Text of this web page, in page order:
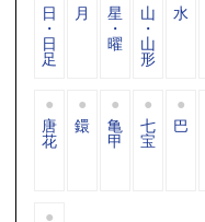
日
・
日
足
月 星
・
曜
山
・
山
形
水
唐
花
鐶 亀
甲
七
宝
巴